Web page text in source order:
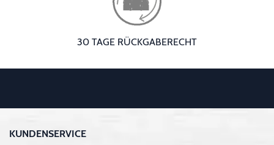
30 TAGE RÜCKGABERECHT
KUNDENSERVICE